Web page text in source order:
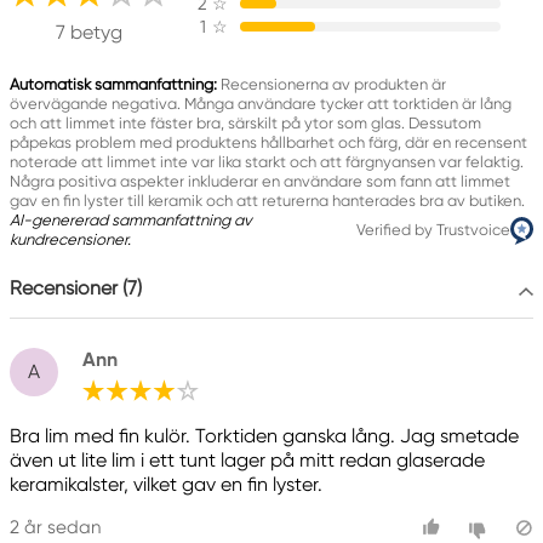
Panduro Hobby
Panduro
205 14 Malmö, Sweden
www.panduro.com
+46 (04) 22 30 70
7 betyg
1 ☆
Automatisk sammanfattning: Recensionerna av produkten är
övervägande negativa. Många användare tycker att torktiden är lång
och att limmet inte fäster bra, särskilt på ytor som glas. Dessutom
påpekas problem med produktens hållbarhet och färg, där en recensent
noterade att limmet inte var lika starkt och att färgnyansen var felaktig.
Några positiva aspekter inkluderar en användare som fann att limmet
gav en fin lyster till keramik och att returerna hanterades bra av butiken.
AI-genererad sammanfattning av
kundrecensioner.
Verified by Trustvoice
Recensioner (7)
A
Ann
Bra lim med fin kulör. Torktiden ganska lång. Jag smetade
även ut lite lim i ett tunt lager på mitt redan glaserade
keramikalster, vilket gav en fin lyster.
2 år sedan